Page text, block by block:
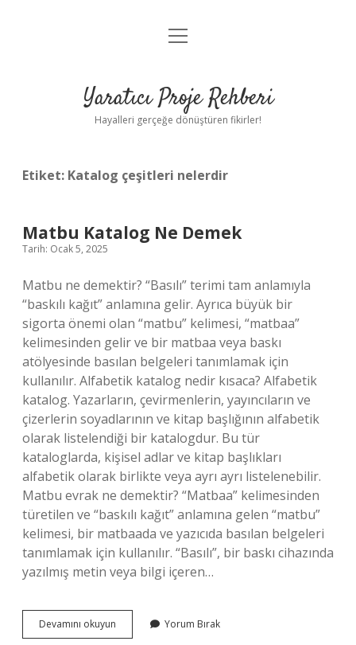
Anasayfa
Yasal Uyarı
menüyü
Yaratıcı Proje Rehberi
Hayalleri gerçeğe dönüştüren fikirler!
Etiket: Katalog çeşitleri nelerdir
Matbu Katalog Ne Demek
Tarih: Ocak 5, 2025
Matbu ne demektir? “Basılı” terimi tam anlamıyla
“baskılı kağıt” anlamına gelir. Ayrıca büyük bir
sigorta önemi olan “matbu” kelimesi, “matbaa”
kelimesinden gelir ve bir matbaa veya baskı
atölyesinde basılan belgeleri tanımlamak için
kullanılır. Alfabetik katalog nedir kısaca? Alfabetik
katalog. Yazarların, çevirmenlerin, yayıncıların ve
çizerlerin soyadlarının ve kitap başlığının alfabetik
olarak listelendiği bir katalogdur. Bu tür
kataloglarda, kişisel adlar ve kitap başlıkları
alfabetik olarak birlikte veya ayrı ayrı listelenebilir.
Matbu evrak ne demektir? “Matbaa” kelimesinden
türetilen ve “baskılı kağıt” anlamına gelen “matbu”
kelimesi, bir matbaada ve yazıcıda basılan belgeleri
tanımlamak için kullanılır. “Basılı”, bir baskı cihazında
yazılmış metin veya bilgi içeren…
Devamını okuyun
Katalog
Yorum Bırak